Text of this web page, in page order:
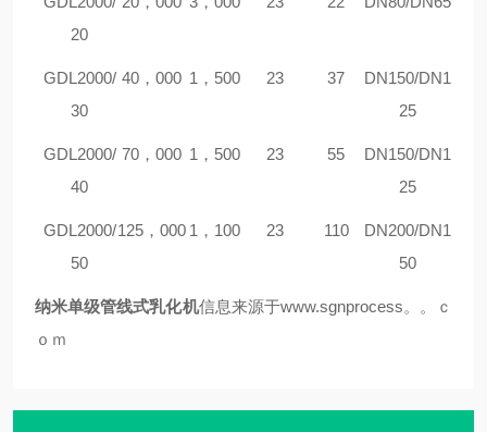
20
GDL2000/
30
40，000 1，500 23 37
DN150/DN1
25
GDL2000/
40
70，000 1，500 23 55
DN150/DN1
25
GDL2000/
50
125，000 1，100 23 110
DN200/DN1
50
纳米单级管线式乳化机信息来源于www.sgnprocess。。ｃ
ｏｍ